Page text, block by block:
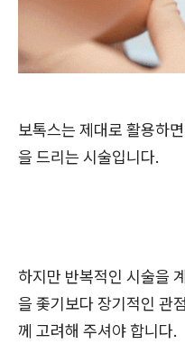
보톡스는 제대로 활용하
을 드리는 시술입니다.
하지만 반복적인 시술을
을 좇기보다 장기적인 관
께 고려해 주셔야 합니다.